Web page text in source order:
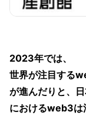
2023年では、
世界が注目する
が進んだりと、
におけるweb3は